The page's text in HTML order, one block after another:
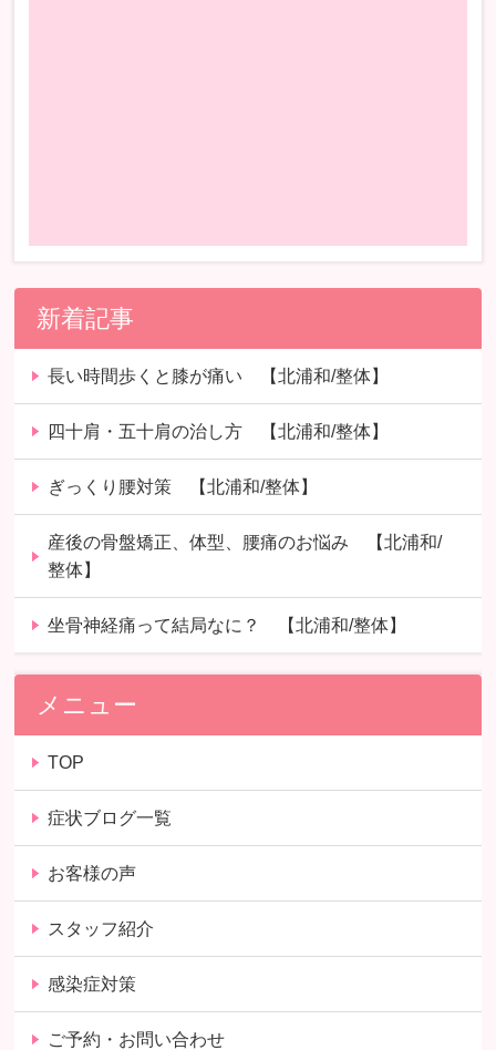
新着記事
長い時間歩くと膝が痛い 【北浦和/整体】
四十肩・五十肩の治し方 【北浦和/整体】
ぎっくり腰対策 【北浦和/整体】
産後の骨盤矯正、体型、腰痛のお悩み 【北浦和/
整体】
坐骨神経痛って結局なに？ 【北浦和/整体】
メニュー
TOP
症状ブログ一覧
お客様の声
スタッフ紹介
感染症対策
ご予約・お問い合わせ